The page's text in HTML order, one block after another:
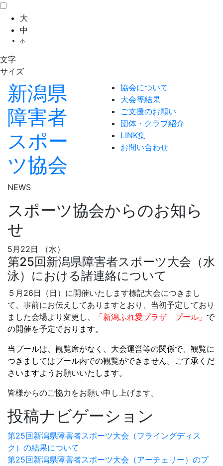
大
中
小
文字
サイズ
新潟県
障害者
スポー
ツ協会
協会について
大会等結果
ご支援のお願い
団体・クラブ紹介
LINK集
お問い合わせ
NEWS
スポーツ協会からのお知ら
せ
5月22日 （水）
第25回新潟県障害者スポーツ大会（水
泳）における諸連絡について
５月26日（日）に開催いたします標記大会につきまし
て、事前にお伝えしてありますとおり、当初予定しており
ました会場より変更し、
「新潟ふれ愛プラザ プール」 で
の開催を予定でおります。
当プールは、観覧席がなく、大会運営等の関係で、観覧に
つきましてはプール内での観覧ができません。ご了承くだ
さいますようお願いいたします。
皆様からのご協力をお願い申し上げます。
投稿ナビゲーション
第25回新潟県障害者スポーツ大会（フライングディス
ク）の結果について
第25回新潟県障害者スポーツ大会（アーチェリー）のプ